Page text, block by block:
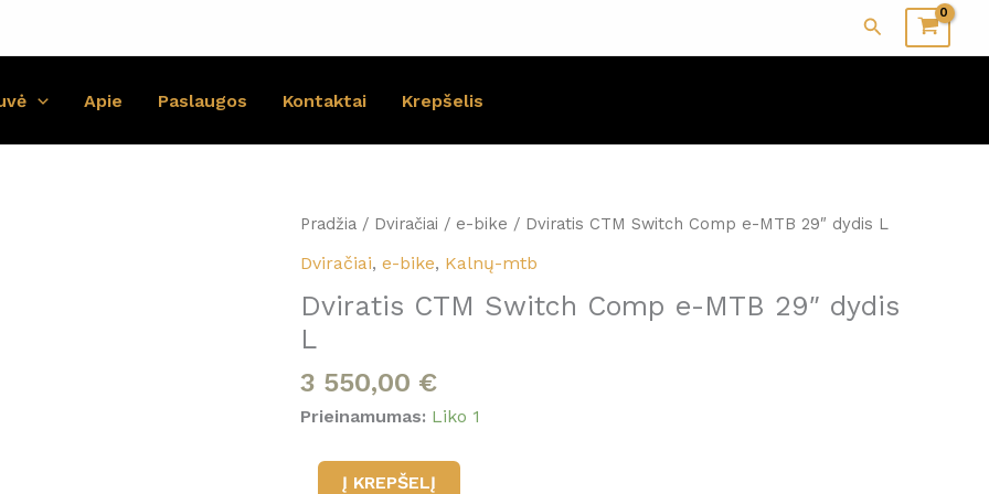
Paieška
Apie Paslaugos Kontaktai Krepšelis
Pradžia / Dviračiai / e-bike / Dviratis CTM Switch Comp e-MTB 29″ dydis L
Dviračiai, e-bike, Kalnų-mtb
Dviratis CTM Switch Comp e-MTB 29″ dydis
L
3 550,00 €
Prieinamumas: Liko 1
produktoĮ KREPŠELĮ